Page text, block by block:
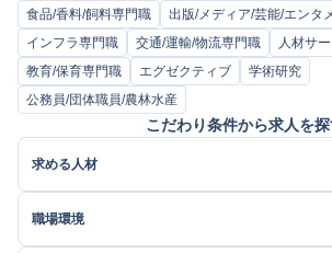
食品/香料/飼料専門職
出版/メディア/芸能/エンタ
インフラ専門職
交通/運輸/物流専門職
人材サ
教育/保育専門職
エグゼクティブ
学術研究
公務員/団体職員/農林水産
こだわり条件から求人を
求める人材
職場環境